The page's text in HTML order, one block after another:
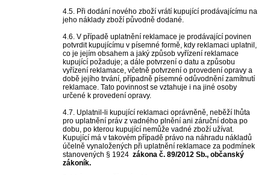
4.5. Při dodání nového zboží vrátí kupující prodávajícímu na
jeho náklady zboží původně dodané.
4.6. V případě uplatnění reklamace je prodávající povinen
potvrdit kupujícímu v písemné formě, kdy reklamaci uplatnil,
co je jejím obsahem a jaký způsob vyřízení reklamace
kupující požaduje; a dále potvrzení o datu a způsobu
vyřízení reklamace, včetně potvrzení o provedení opravy a
době jejího trvání, případně písemné odůvodnění zamítnutí
reklamace. Tato povinnost se vztahuje i na jiné osoby
určené k provedení opravy.
4.7. Uplatnil-li kupující reklamaci oprávněně, neběží lhůta
pro uplatnění práv z vadného plnění ani záruční doba po
dobu, po kterou kupující nemůže vadné zboží užívat.
Kupující má v takovém případě právo na náhradu nákladů
účelně vynaložených při uplatnění reklamace za podmínek
stanovených § 1924 zákona č. 89/2012 Sb., občanský
zákoník.